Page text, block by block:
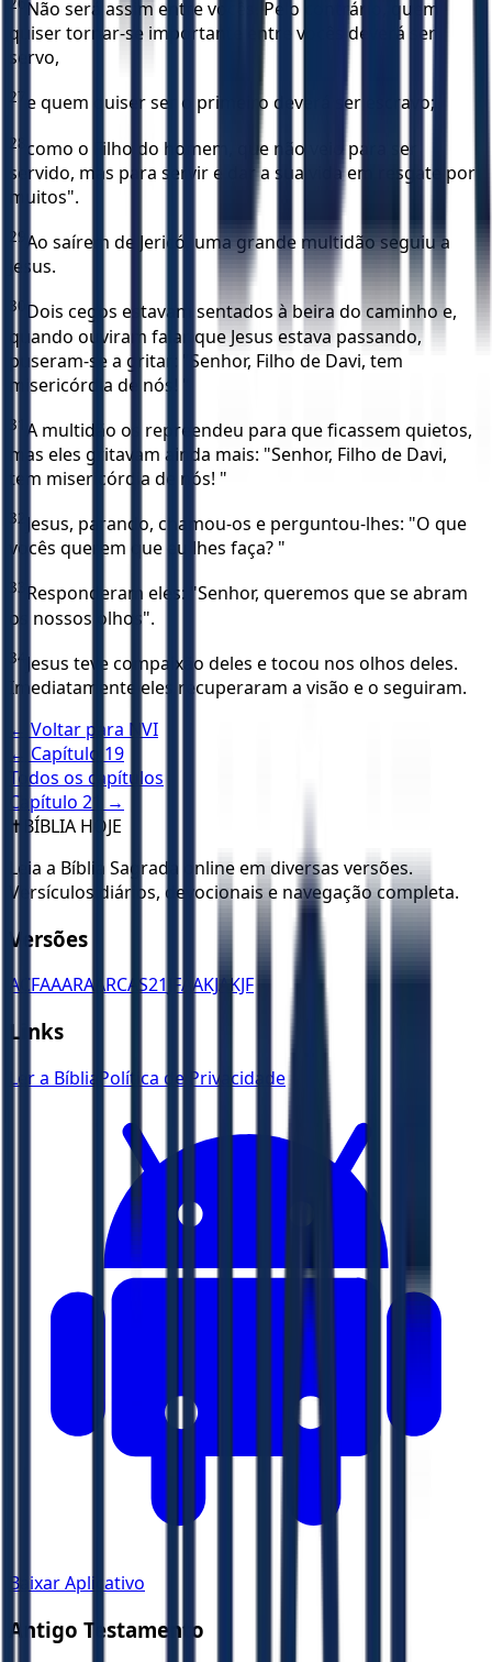
Não será assim entre vocês. Pelo contrário, quem
quiser tornar-se importante entre vocês deverá ser
servo,
27 e quem quiser ser o primeiro deverá ser escravo;
28 como o Filho do homem, que não veio para ser
servido, mas para servir e dar a sua vida em resgate por
muitos".
29 Ao saírem de Jericó, uma grande multidão seguiu a
Jesus.
30 Dois cegos estavam sentados à beira do caminho e,
quando ouviram falar que Jesus estava passando,
puseram-se a gritar: "Senhor, Filho de Davi, tem
misericórdia de nós! "
31
A multidão os repreendeu para que ficassem quietos,
mas eles gritavam ainda mais: "Senhor, Filho de Davi,
tem misericórdia de nós! "
32 Jesus, parando, chamou-os e perguntou-lhes: "O que
vocês querem que eu lhes faça? "
33 Responderam eles: "Senhor, queremos que se abram
os nossos olhos".
34 Jesus teve compaixão deles e tocou nos olhos deles.
Imediatamente eles recuperaram a visão e o seguiram.
← Voltar para NVI
← Capítulo 19
Todos os capítulos
Capítulo 21
→
✝️ BÍBLIA HOJE
Leia a Bíblia Sagrada online em diversas versões.
Versículos diários, devocionais e navegação completa.
Versões
ACFAAARA ARCAS21 JFAAKJA KJF
Links
Ler a Bíblia Política de Privacidade
Baixar Aplicativo
Antigo Testamento